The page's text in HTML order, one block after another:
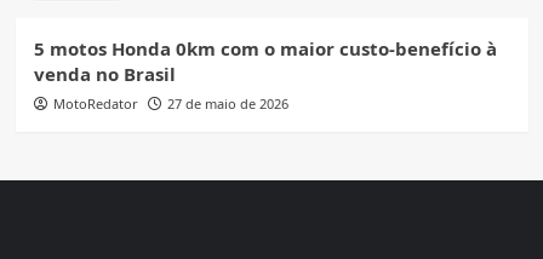
5 motos Honda 0km com o maior custo-benefício à
venda no Brasil
MotoRedator 27 de maio de 2026